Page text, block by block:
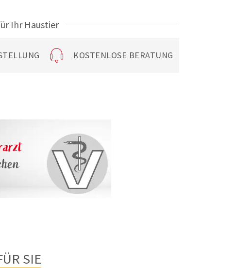
Ihr Haustier
KOSTENLOSE BERATUNG
SIE